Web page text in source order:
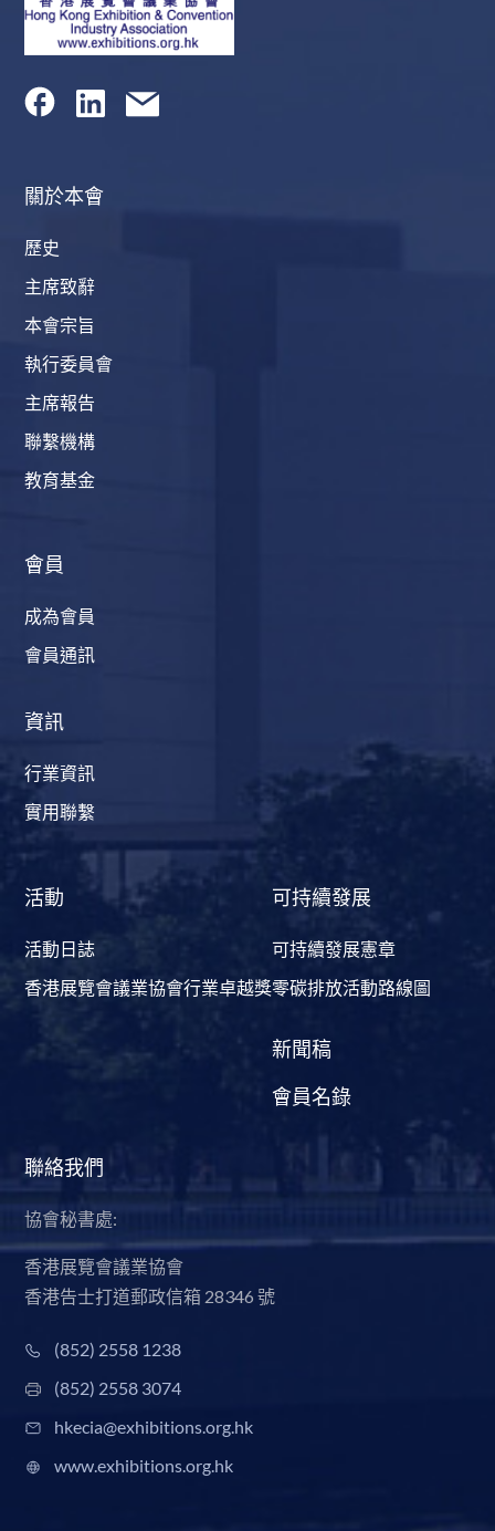
關於本會
歷史
主席致辭
本會宗旨
執行委員會
主席報告
聯繫機構
教育基金
會員
成為會員
會員通訊
資訊
行業資訊
實用聯繫
活動
活動日誌
香港展覽會議業協會行業卓越獎
可持續發展
可持續發展憲章
零碳排放活動路線圖
新聞稿
會員名錄
聯絡我們
協會秘書處:
香港展覽會議業協會
香港告士打道郵政信箱 28346 號
(852) 2558 1238
(852) 2558 3074
hkecia@exhibitions.org.hk
www.exhibitions.org.hk